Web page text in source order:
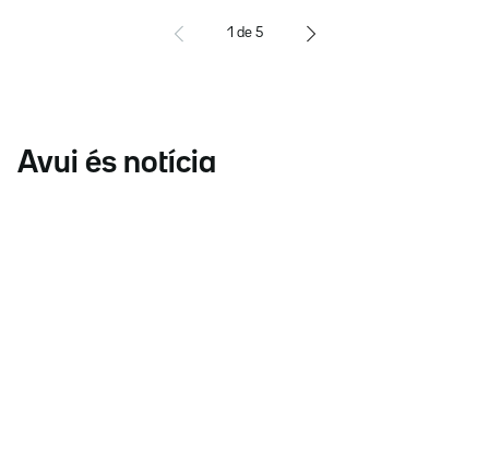
1 de 5
Avui és notícia